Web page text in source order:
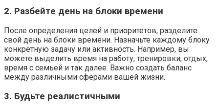
2. Разбейте день на блоки времени
После определения целей и приоритетов, разделите
свой день на блоки времени. Назначьте каждому блоку
конкретную задачу или активность. Например, вы
можете выделить время на работу, тренировки, отдых,
время с семьей и так далее. Важно создать баланс
между различными сферами вашей жизни.
3. Будьте реалистичными